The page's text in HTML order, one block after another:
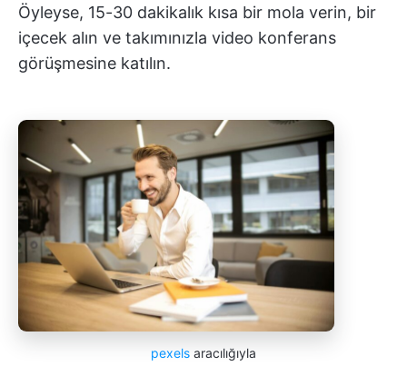
Öyleyse, 15-30 dakikalık kısa bir mola verin, bir
içecek alın ve takımınızla video konferans
görüşmesine katılın.
pexels aracılığıyla